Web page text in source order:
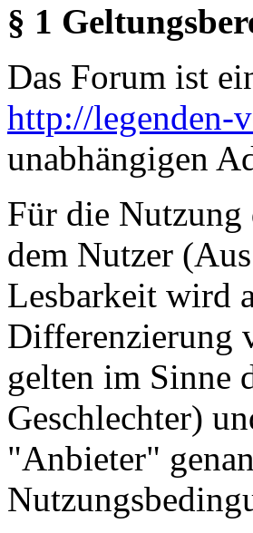
§ 1
Das Forum ist
http://legenden-
unabhängigen
Für die Nutzung
dem Nutzer
Lesbarkeit wird
Differenzierung
gelten im Sinne
Geschlechter)
"Anbieter"